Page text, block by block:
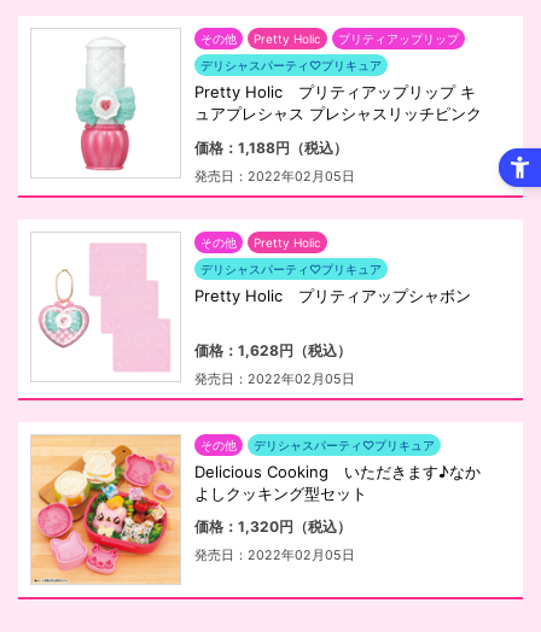
その他 Pretty Holic
プリティアップリップ
デリシャスパーティ♡プリキュア
Pretty Holic プリティアップリップ キ
ュアプレシャス プレシャスリッチピンク
価格：1,188円（税込）
発売日：2022年02月05日
その他
Pretty Holic
デリシャスパーティ♡プリキュア
Pretty Holic プリティアップシャボン
価格：1,628円（税込）
発売日：2022年02月05日
その他 デリシャスパーティ♡プリキュア
Delicious Cooking いただきます♪なか
よしクッキング型セット
価格：1,320円（税込）
発売日：2022年02月05日